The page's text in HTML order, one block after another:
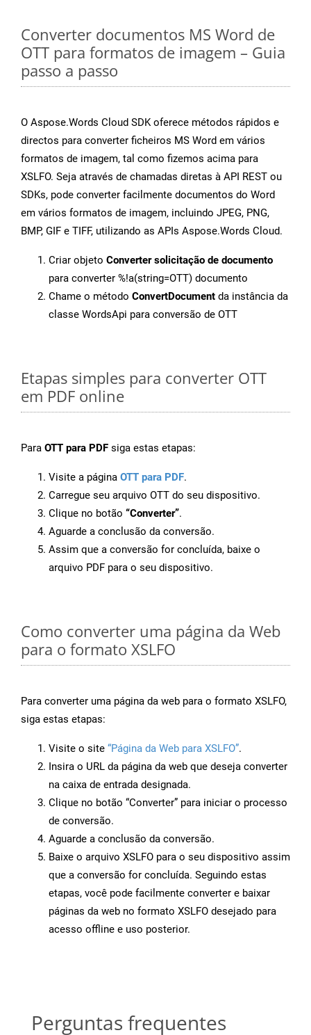
Converter documentos MS Word de
OTT para formatos de imagem – Guia
passo a passo
O Aspose.Words Cloud SDK oferece métodos rápidos e
directos para converter ficheiros MS Word em vários
formatos de imagem, tal como fizemos acima para
XSLFO. Seja através de chamadas diretas à API REST ou
SDKs, pode converter facilmente documentos do Word
em vários formatos de imagem, incluindo JPEG, PNG,
BMP, GIF e TIFF, utilizando as APIs Aspose.Words Cloud.
Criar objeto Converter solicitação de documento
para converter %!a(string=OTT) documento
Chame o método ConvertDocument da instância da
classe WordsApi para conversão de OTT
Etapas simples para converter OTT
em PDF online
Para OTT para PDF siga estas etapas:
Visite a página OTT para PDF.
Carregue seu arquivo OTT do seu dispositivo.
Clique no botão “Converter”.
Aguarde a conclusão da conversão.
Assim que a conversão for concluída, baixe o
arquivo PDF para o seu dispositivo.
Como converter uma página da Web
para o formato XSLFO
Para converter uma página da web para o formato XSLFO,
siga estas etapas:
Visite o site “Página da Web para XSLFO”.
Insira o URL da página da web que deseja converter
na caixa de entrada designada.
Clique no botão “Converter” para iniciar o processo
de conversão.
Aguarde a conclusão da conversão.
Baixe o arquivo XSLFO para o seu dispositivo assim
que a conversão for concluída. Seguindo estas
etapas, você pode facilmente converter e baixar
páginas da web no formato XSLFO desejado para
acesso offline e uso posterior.
Perguntas frequentes